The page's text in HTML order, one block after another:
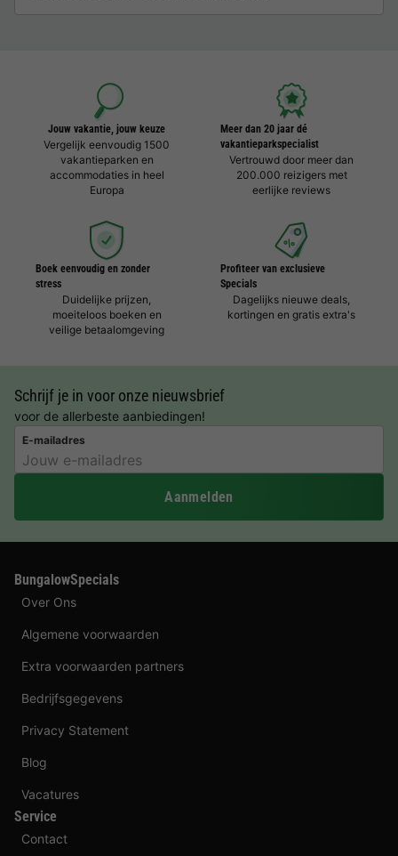
Jouw vakantie, jouw keuze
Vergelijk eenvoudig 1500
vakantieparken en
accommodaties in heel
Europa
Meer dan 20 jaar dé
vakantieparkspecialist
Vertrouwd door meer dan
200.000 reizigers met
eerlijke reviews
Boek eenvoudig en zonder
stress
Duidelijke prijzen,
moeiteloos boeken en
veilige betaalomgeving
Profiteer van exclusieve
Specials
Dagelijks nieuwe deals,
kortingen en gratis extra's
Schrijf je in voor onze nieuwsbrief
voor de allerbeste aanbiedingen!
E-mailadres
Aanmelden
BungalowSpecials
Over Ons
Algemene voorwaarden
Extra voorwaarden partners
Bedrijfsgegevens
Privacy Statement
Blog
Vacatures
Service
Contact